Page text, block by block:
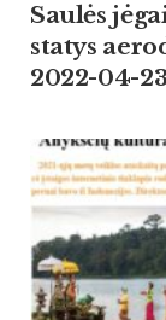
Saulės
statys
2022-04-